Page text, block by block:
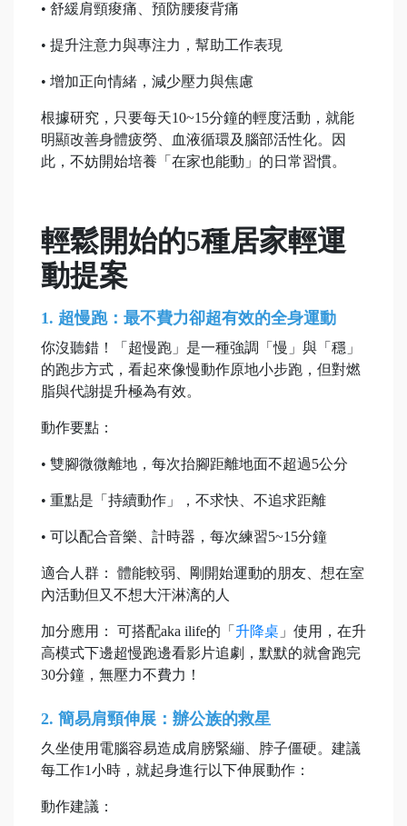
• 舒緩肩頸痠痛、預防腰痠背痛
• 提升注意力與專注力，幫助工作表現
• 增加正向情緒，減少壓力與焦慮
根據研究，只要每天10~15分鐘的輕度活動，就能
明顯改善身體疲勞、血液循環及腦部活性化。因
此，不妨開始培養「在家也能動」的日常習慣。
輕鬆開始的5種居家輕運
動提案
1. 超慢跑：最不費力卻超有效的全身運動
你沒聽錯！「超慢跑」是一種強調「慢」與「穩」
的跑步方式，看起來像慢動作原地小步跑，但對燃
脂與代謝提升極為有效。
動作要點：
• 雙腳微微離地，每次抬腳距離地面不超過5公分
• 重點是「持續動作」，不求快、不追求距離
• 可以配合音樂、計時器，每次練習5~15分鐘
適合人群： 體能較弱、剛開始運動的朋友、想在室
內活動但又不想大汗淋漓的人
加分應用： 可搭配aka ilife的「 升降桌 」使用，在升
高模式下邊超慢跑邊看影片追劇，默默的就會跑完
30分鐘，無壓力不費力！
2. 簡易肩頸伸展：辦公族的救星
久坐使用電腦容易造成肩膀緊繃、脖子僵硬。建議
每工作1小時，就起身進行以下伸展動作：
動作建議：